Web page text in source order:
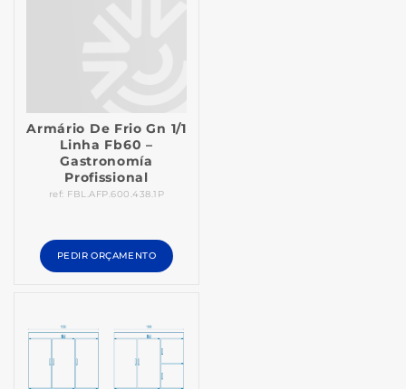
Armário De Frio Gn 1/1
Linha Fb60 –
Gastronomía
Profissional
ref: FBL.AFP.600.438.1P
PEDIR ORÇAMENTO